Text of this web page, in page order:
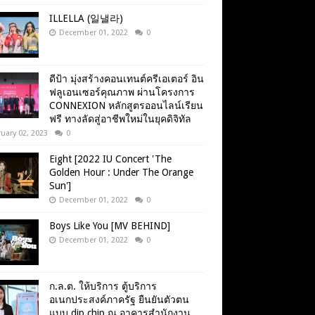
ILLELLA (일낼라)
December 01, 2022 0
ดีป้า มุ่งสร้างคอนเทนต์ครีเอเตอร์ อิน
ฟลูเอนเซอร์คุณภาพ ผ่านโครงการ
CONNEXION หลักสูตรออนไลน์เรียน
ฟรี ทางลัดสู่อาชีพใหม่ในยุคดิจิทัล
02, 2023 0
Eight [2022 IU Concert 'The
Golden Hour : Under The Orange
Sun']
December 01, 2022 0
Boys Like You [MV BEHIND]
December 01, 2022 0
ก.ล.ต. ให้บริการ ตู้บริการ
อเนกประสงค์ภาครัฐ ยืนยันตัวตน